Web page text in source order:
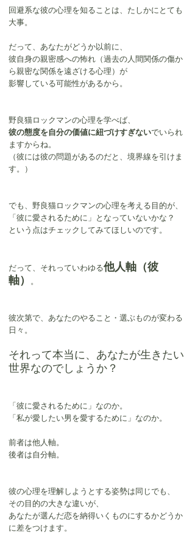
回避系な彼の心理を知ることは、たしかにとても
大事。
だって、あなたがどうか以前に、
彼自身の親密感への怖れ（過去の人間関係の傷か
ら親密な関係を遠ざける心理）が
影響している可能性があるから。
野良猫ロックマンの心理を学べば、
彼の態度を自分の価値に紐づけすぎないでいられ
ますからね。
（彼には彼の問題があるのだと、境界線を引けま
す。）
でも、野良猫ロックマンの心理を考える目的が、
「彼に愛されるために」となっていないかな？
という点はチェックしてみてほしいのです。
だって、それっていわゆる他人軸（彼
軸）
。
彼次第で、あなたのやること・選ぶものが変わる
日々。
それって本当に、あなたが生きたい
世界なのでしょうか？
「彼に愛されるために」なのか。
「私が愛したい男を愛するために」なのか。
前者は他人軸。
後者は自分軸。
彼の心理を理解しようとする姿勢は同じでも、
その目的の大きな違いが、
あなたが選んだ恋を納得いくものにするかどうか
に差をつけます。